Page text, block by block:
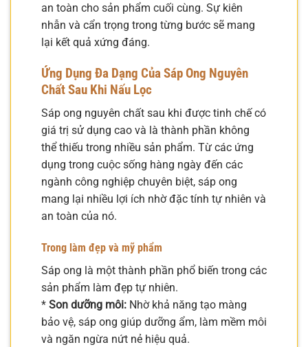
an toàn cho sản phẩm cuối cùng. Sự kiên
nhẫn và cẩn trọng trong từng bước sẽ mang
lại kết quả xứng đáng.
Ứng Dụng Đa Dạng Của Sáp Ong Nguyên
Chất Sau Khi Nấu Lọc
Sáp ong nguyên chất sau khi được tinh chế có
giá trị sử dụng cao và là thành phần không
thể thiếu trong nhiều sản phẩm. Từ các ứng
dụng trong cuộc sống hàng ngày đến các
ngành công nghiệp chuyên biệt, sáp ong
mang lại nhiều lợi ích nhờ đặc tính tự nhiên và
an toàn của nó.
Trong làm đẹp và mỹ phẩm
Sáp ong là một thành phần phổ biến trong các
sản phẩm làm đẹp tự nhiên.
* Son dưỡng môi: Nhờ khả năng tạo màng
bảo vệ, sáp ong giúp dưỡng ẩm, làm mềm môi
và ngăn ngừa nứt nẻ hiệu quả.